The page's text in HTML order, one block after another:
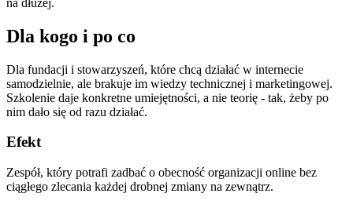
Dla kogo i po co
Dla fundacji i stowarzyszeń, które chcą działać w internecie
samodzielnie, ale brakuje im wiedzy technicznej i marketingowej.
Szkolenie daje konkretne umiejętności, a nie teorię - tak, żeby po
nim dało się od razu działać.
Efekt
Zespół, który potrafi zadbać o obecność organizacji online bez
ciągłego zlecania każdej drobnej zmiany na zewnątrz.